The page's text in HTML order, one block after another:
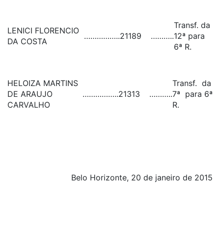
LENICI FLORENCIO
DA COSTA
……………..21189 ………..
Transf. da
12ª para
6ª R.
HELOIZA MARTINS
DE ARAUJO
CARVALHO
……………..21313 ………..
Transf. da
7ª para 6ª
R.
Belo Horizonte, 20 de janeiro de 2015